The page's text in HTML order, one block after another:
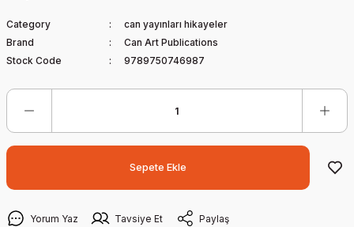
Category
can yayınları hikayeler
Brand
Can Art Publications
Stock Code
9789750746987
Sepete Ekle
Yorum Yaz Tavsiye Et Paylaş